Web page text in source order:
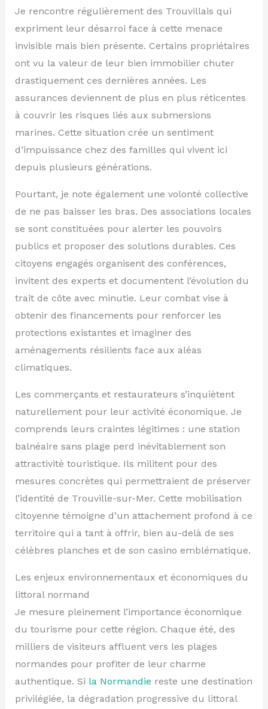
Je rencontre régulièrement des Trouvillais qui
expriment leur désarroi face à cette menace
invisible mais bien présente. Certains propriétaires
ont vu la valeur de leur bien immobilier chuter
drastiquement ces dernières années. Les
assurances deviennent de plus en plus réticentes
à couvrir les risques liés aux submersions
marines. Cette situation crée un sentiment
d’impuissance chez des familles qui vivent ici
depuis plusieurs générations.
Pourtant, je note également une volonté collective
de ne pas baisser les bras. Des associations locales
se sont constituées pour alerter les pouvoirs
publics et proposer des solutions durables. Ces
citoyens engagés organisent des conférences,
invitent des experts et documentent l’évolution du
trait de côte avec minutie. Leur combat vise à
obtenir des financements pour renforcer les
protections existantes et imaginer des
aménagements résilients face aux aléas
climatiques.
Les commerçants et restaurateurs s’inquiètent
naturellement pour leur activité économique. Je
comprends leurs craintes légitimes : une station
balnéaire sans plage perd inévitablement son
attractivité touristique. Ils militent pour des
mesures concrètes qui permettraient de préserver
l’identité de Trouville-sur-Mer. Cette mobilisation
citoyenne témoigne d’un attachement profond à ce
territoire qui a tant à offrir, bien au-delà de ses
célèbres planches et de son casino emblématique.
Les enjeux environnementaux et économiques du
littoral normand
Je mesure pleinement l’importance économique
du tourisme pour cette région. Chaque été, des
milliers de visiteurs affluent vers les plages
normandes pour profiter de leur charme
authentique. Si la Normandie reste une destination
privilégiée, la dégradation progressive du littoral